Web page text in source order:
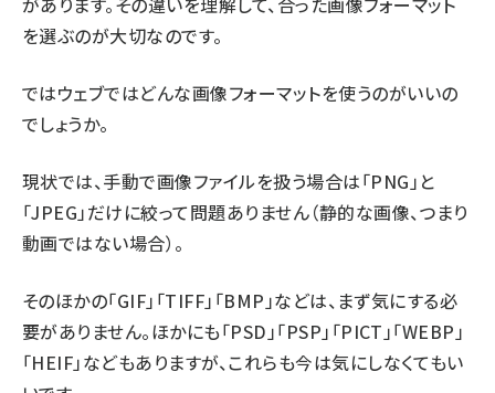
を選ぶのが大切なのです。
ではウェブではどんな画像フォーマットを使うのがいいの
でしょうか。
現状では、手動で画像ファイルを扱う場合は「PNG」と
「JPEG」だけに絞って問題ありません（静的な画像、つまり
動画ではない場合）。
そのほかの「GIF」「TIFF」「BMP」などは、まず気にする必
要がありません。ほかにも「PSD」「PSP」「PICT」「WEBP」
「HEIF」などもありますが、これらも今は気にしなくてもい